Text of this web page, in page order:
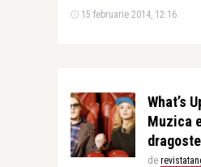
15 februarie 2014, 12:16
What’s
Muzica
de